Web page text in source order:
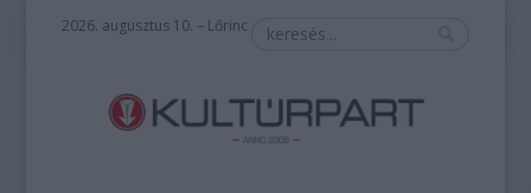
2026. augusztus 10. – Lőrinc